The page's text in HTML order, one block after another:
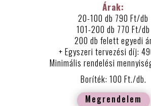
Árak:
20-100 db 790 Ft/db
101-200 db 770 Ft/db
200 db felett egyedi
+ Egyszeri tervezési díj:
Minimális rendelési
Boríték: 100 Ft./db.
Megrendelem